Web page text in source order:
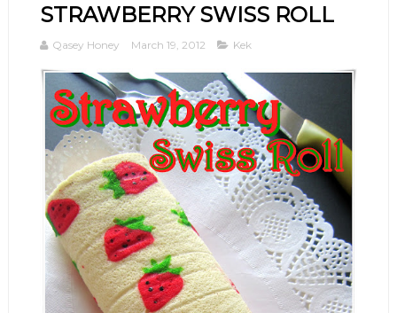
STRAWBERRY SWISS ROLL
Qasey Honey March 19, 2012 Kek